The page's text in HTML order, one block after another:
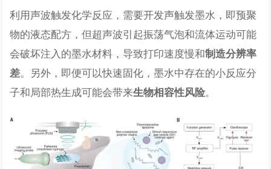
利用声波触发化学反应，需要开发声触发墨水，即预聚
物的液态配方，但超声波引起振荡气泡和流体运动可能
会破坏注入的墨水材料，导致打印速度慢和制造分辨率
差。另外，即便可以快速固化，墨水中存在的小反应分
子和局部热生成可能会带来生物相容性风险。